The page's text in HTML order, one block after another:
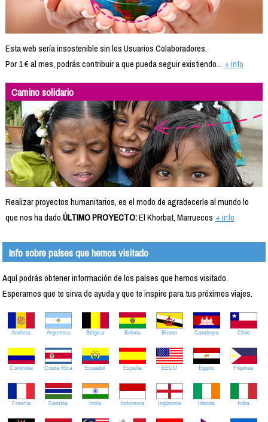
Esta web sería insostenible sin los Usuarios Colaboradores.
Por 1 € al mes, podrás contribuir a que pueda seguir existiendo... + info
Camino solidario
Realizar proyectos humanitarios, es el modo de agradecerle al mundo lo
que nos ha dado.ÚLTIMO PROYECTO:El Khorbat, Marruecos + info
Info sobre países que hemos visitado
Aquí podrás obtener información de los países que hemos visitado.
Esperamos que te sirva de ayuda y que te inspire para tus próximos viajes.
Andorra Argentina Bélgica Bolivia Brunei Camboya Chile
Colombia Costa Rica Ecuador España EEUU Egipto Filipinas
Francia Gambia India Indonesia Inglaterra Irlanda Italia